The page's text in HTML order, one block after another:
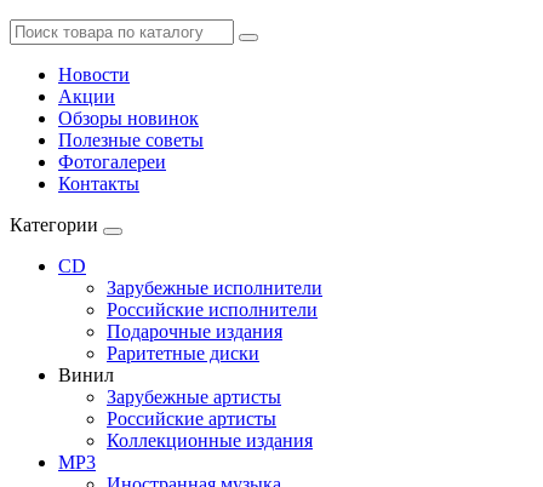
Новости
Акции
Обзоры новинок
Полезные советы
Фотогалереи
Контакты
Категории
CD
Зарубежные исполнители
Российские исполнители
Подарочные издания
Раритетные диски
Винил
Зарубежные артисты
Российские артисты
Коллекционные издания
MP3